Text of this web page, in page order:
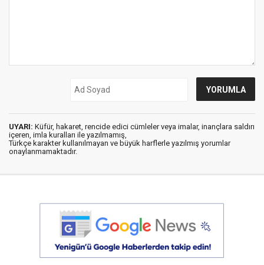
UYARI: Küfür, hakaret, rencide edici cümleler veya imalar, inançlara saldırı
içeren, imla kuralları ile yazılmamış,
Türkçe karakter kullanılmayan ve büyük harflerle yazılmış yorumlar
onaylanmamaktadır.